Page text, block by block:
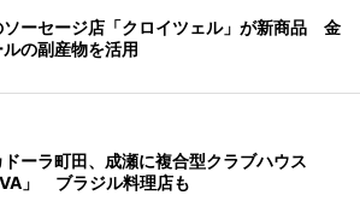
ソーセージ店「クロイツェル」が新商品 金
の副産物を活用
ーラ町田、成瀬に複合型クラブハウス
」 ブラジル料理店も